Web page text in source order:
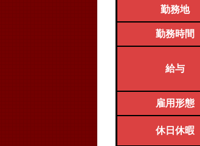
勤務地
勤務時間
給与
雇用形態
休日休暇